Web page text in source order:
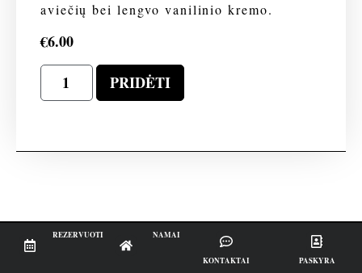
aviečių bei lengvo vanilinio kremo.
€6.00
PRIDĖTI
REZERVUOTI NAMAI
KONTAKTAI PASKYRA